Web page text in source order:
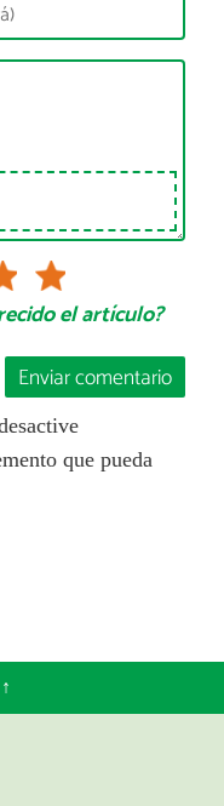
el artículo?
Enviar comentario
que pueda